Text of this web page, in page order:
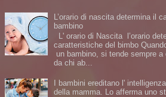
L’orario di nascita determina il
bambino
L' orario di Nascita l’orario
caratteristiche del bimbo
un bambino, si tende sempre a
da chi ab...
I bambini ereditano l'
della mamma. Lo afferma uno